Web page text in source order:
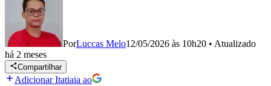
PorLuccas Melo12/05/2026 às 10h20 • Atualizado
há 2 meses
Compartilhar
Adicionar Itatiaia ao